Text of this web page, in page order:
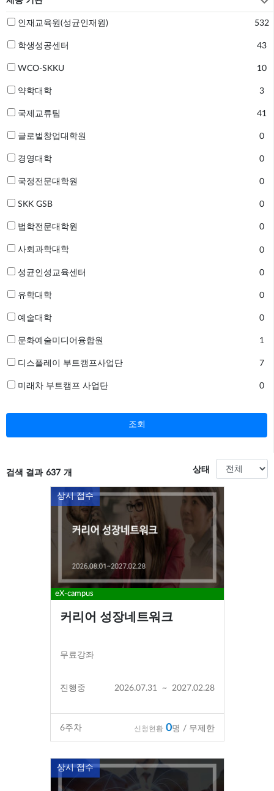
인재교육원(성균인재원) 532
학생성공센터 43
WCO-SKKU 10
약학대학 3
국제교류팀 41
글로벌창업대학원 0
경영대학 0
국정전문대학원 0
SKK GSB 0
법학전문대학원 0
사회과학대학 0
성균인성교육센터 0
유학대학 0
예술대학 0
문화예술미디어융합원 1
디스플레이 부트캠프사업단 7
미래차 부트캠프 사업단 0
조회
검색 결과 637 개 상태
상시 접수
eX-campus
커리어 성장네트워크
무료강좌
진행중 2026.07.31 ~ 2027.02.28
6주차 신청현황 0명 / 무제한
상시 접수